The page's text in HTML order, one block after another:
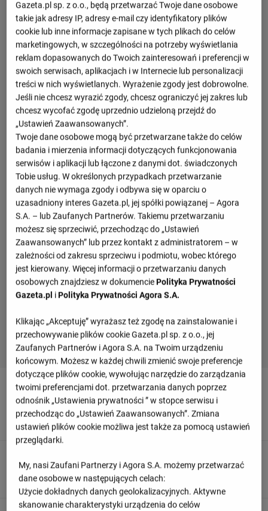
90+ 3'
Jeszcze jedna interwencja Fabiańskiego na koniec meczu,
po strzale Granita Xhaki.
Trzy minuty doliczone do tego meczu.
Gazeta.pl sp. z o.o., będą przetwarzać Twoje dane osobowe
takie jak adresy IP, adresy e-mail czy identyfikatory plików
cookie lub inne informacje zapisane w tych plikach do celów
marketingowych, w szczególności na potrzeby wyświetlania
reklam dopasowanych do Twoich zainteresowań i preferencji w
swoich serwisach, aplikacjach i w Internecie lub personalizacji
treści w nich wyświetlanych. Wyrażenie zgody jest dobrowolne.
Jeśli nie chcesz wyrazić zgody, chcesz ograniczyć jej zakres lub
chcesz wycofać zgodę uprzednio udzieloną przejdź do
„Ustawień Zaawansowanych”.
Twoje dane osobowe mogą być przetwarzane także do celów
badania i mierzenia informacji dotyczących funkcjonowania
serwisów i aplikacji lub łączone z danymi dot. świadczonych
Tobie usług. W określonych przypadkach przetwarzanie
danych nie wymaga zgody i odbywa się w oparciu o
uzasadniony interes Gazeta.pl, jej spółki powiązanej – Agora
S.A. – lub Zaufanych Partnerów. Takiemu przetwarzaniu
możesz się sprzeciwić, przechodząc do „Ustawień
Zaawansowanych” lub przez kontakt z administratorem – w
zależności od zakresu sprzeciwu i podmiotu, wobec którego
jest kierowany. Więcej informacji o przetwarzaniu danych
osobowych znajdziesz w dokumencie Polityka Prywatności
Gazeta.pl i Polityka Prywatności Agora S.A.
Klikając „Akceptuję” wyrażasz też zgodę na zainstalowanie i
przechowywanie plików cookie Gazeta.pl sp. z o.o., jej
Zaufanych Partnerów i Agora S.A. na Twoim urządzeniu
końcowym. Możesz w każdej chwili zmienić swoje preferencje
dotyczące plików cookie, wywołując narzędzie do zarządzania
twoimi preferencjami dot. przetwarzania danych poprzez
odnośnik „Ustawienia prywatności ” w stopce serwisu i
przechodząc do „Ustawień Zaawansowanych”. Zmiana
ustawień plików cookie możliwa jest także za pomocą ustawień
przeglądarki.
My, nasi Zaufani Partnerzy i Agora S.A. możemy przetwarzać
dane osobowe w następujących celach:
Użycie dokładnych danych geolokalizacyjnych. Aktywne
skanowanie charakterystyki urządzenia do celów